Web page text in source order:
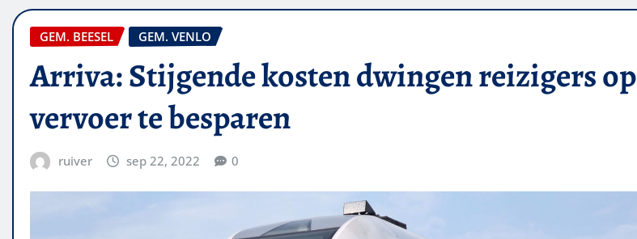
GEM. BEESEL GEM. VENLO
Arriva: Stijgende kosten dwingen reizigers op
vervoer te besparen
ruiver sep 22, 2022 0